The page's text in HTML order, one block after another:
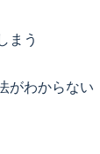
まう
がわからない
労働世代の